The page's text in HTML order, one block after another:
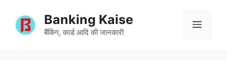
content
Banking Kaise
बैंकिंग, कार्ड आदि की जानकारी
Menu